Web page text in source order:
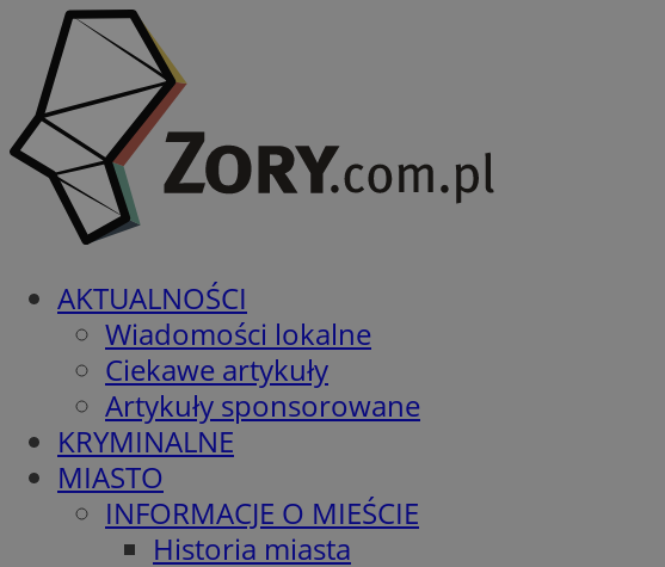
AKTUALNOŚCI
Wiadomości lokalne
Ciekawe artykuły
Artykuły sponsorowane
KRYMINALNE
MIASTO
INFORMACJE O MIEŚCIE
Historia miasta